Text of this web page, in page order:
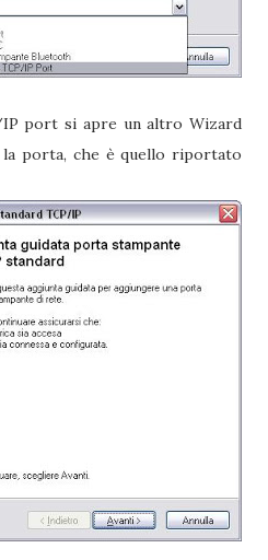
IP port si apre un altro Wizard
porta, che è quello riportato